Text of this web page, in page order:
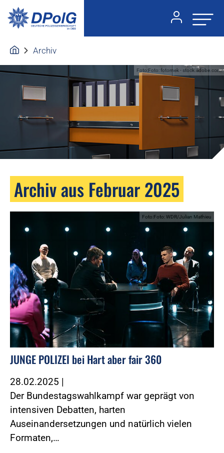
Archiv
Foto:Foto: fotomek - stock.adobe.com
Archiv aus Februar 2025
Foto:Foto: WDR/Julian Mathieu
JUNGE POLIZEI bei Hart aber fair 360
28.02.2025 |
Der Bundestagswahlkampf war geprägt von
intensiven Debatten, harten
Auseinandersetzungen und natürlich vielen
Formaten,…